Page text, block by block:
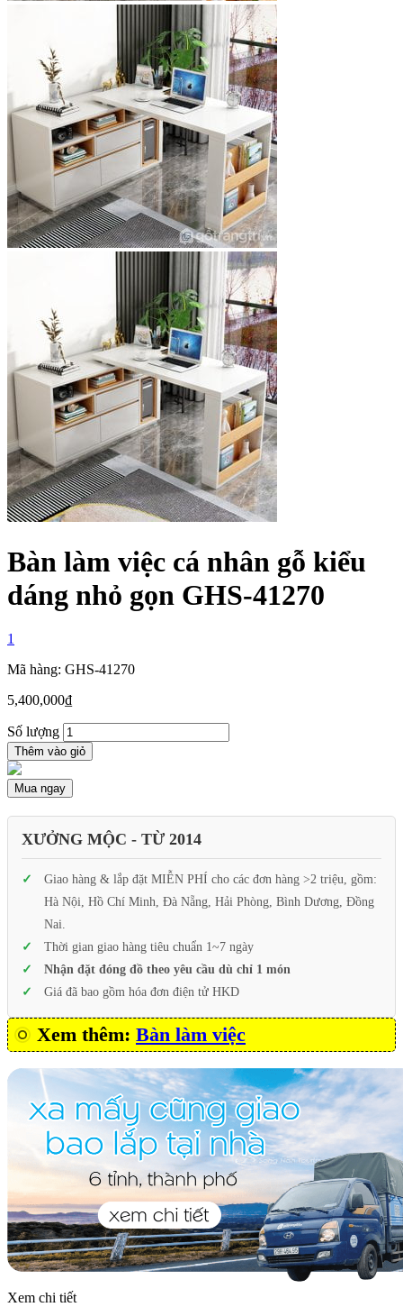
Bàn làm việc cá nhân gỗ kiểu
dáng nhỏ gọn GHS-41270
1
Mã hàng: GHS-41270
5,400,000₫
Số lượng
Thêm vào giỏ
Mua ngay
XƯỞNG MỘC - TỪ 2014
Giao hàng & lắp đặt MIỄN PHÍ cho các đơn hàng >2 triệu, gồm:
Hà Nội, Hồ Chí Minh, Đà Nẵng, Hải Phòng, Bình Dương, Đồng
Nai.
Thời gian giao hàng tiêu chuẩn 1~7 ngày
Nhận đặt đóng đồ theo yêu cầu dù chỉ 1 món
Giá đã bao gồm hóa đơn điện tử HKD
Xem thêm: Bàn làm việc
Xem chi tiết